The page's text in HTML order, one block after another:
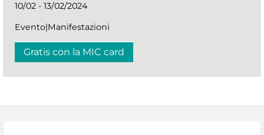
10/02 - 13/02/2024
Evento|Manifestazioni
Gratis con la MIC card